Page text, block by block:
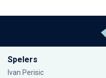
Spelers
Ivan Perisic